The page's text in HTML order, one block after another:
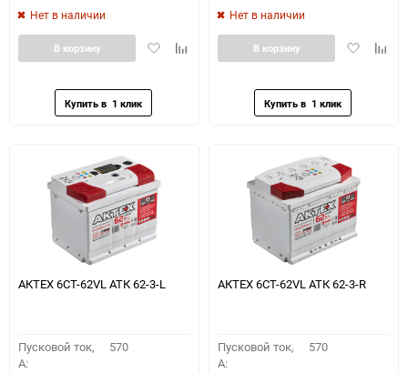
Нет в наличии
ДобавитьДобавить
В корзину
Нет в наличии
Добавить
В корзину
АКТЕХ 6СТ-62VL АТК 62-3-L
Пусковой ток,
A:
570
АКТЕХ 6СТ-62VL АТК 62-3-R
Пусковой ток,
A:
570